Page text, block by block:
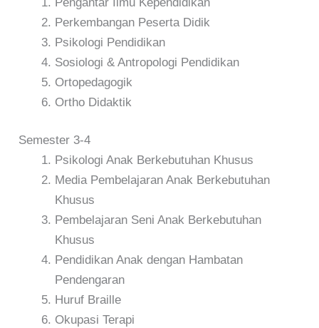
Perkembangan Peserta Didik
Psikologi Pendidikan
Sosiologi & Antropologi Pendidikan
Ortopedagogik
Ortho Didaktik
Semester 3-4
Psikologi Anak Berkebutuhan Khusus
Media Pembelajaran Anak Berkebutuhan
Khusus
Pembelajaran Seni Anak Berkebutuhan
Khusus
Pendidikan Anak dengan Hambatan
Pendengaran
Huruf Braille
Okupasi Terapi